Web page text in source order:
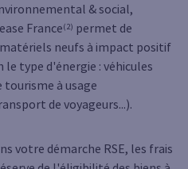
& social,
France(2) permet de
neufs à impact positif
type d'énergie : véhicules
à usage
de voyageurs...).
votre démarche RSE, les frais